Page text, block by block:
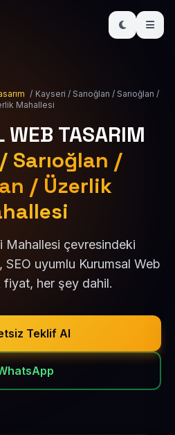
/ Kayseri / Sarıoğlan / Sarıoğlan /
Mahallesi
WEB TASARIM
Sarıoğlan /
/ Üzerlik
Mahallesi çevresindeki
uyumlu Kurumsal Web
fiyat, her şey dahil.
Teklif Al